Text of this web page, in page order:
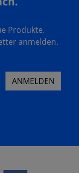
Produkte.
anmelden.
ANMELDEN